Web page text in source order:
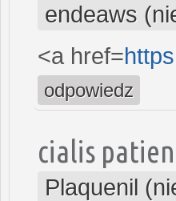
endeaws
<a href=
odpowiedz
cialis
Plaquenil